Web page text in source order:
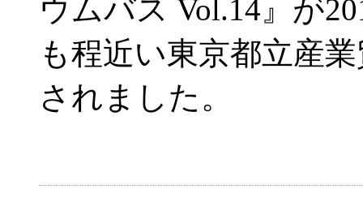
ウムバス Vol.14』が
も程近い東京都立産
されました。